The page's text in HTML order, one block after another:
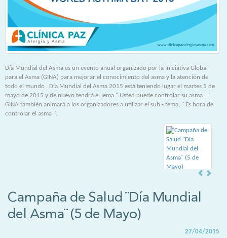
Día Mundial del Asma es un evento anual organizado por la Iniciativa Global
para el Asma (GINA) para mejorar el conocimiento del asma y la atención de
todo el mundo . Día Mundial del Asma 2015 está teniendo lugar el martes 5 de
mayo de 2015 y de nuevo tendrá el lema " Usted puede controlar su asma . "
GINA también animará a los organizadores a utilizar el sub - tema, " Es hora de
controlar el asma ".
Campaña de Salud ¨Día Mundial
del Asma¨ (5 de Mayo)
27/04/2015